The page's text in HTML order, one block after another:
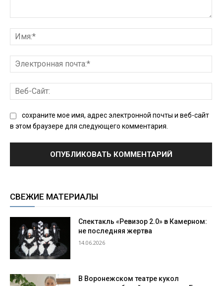
сохраните мое имя, адрес электронной почты и веб-сайт
в этом браузере для следующего комментария.
СВЕЖИЕ МАТЕРИАЛЫ
Спектакль «Ревизор 2.0» в Камерном:
не последняя жертва
14.06.2026
В Воронежском театре кукол